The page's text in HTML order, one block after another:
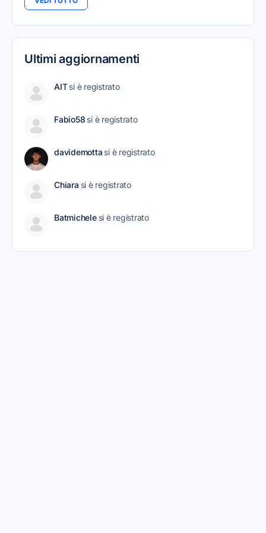
Ultimi aggiornamenti
AIT si è registrato
Fabio58 si è registrato
davidemotta si è registrato
Chiara si è registrato
Batmichele si è registrato